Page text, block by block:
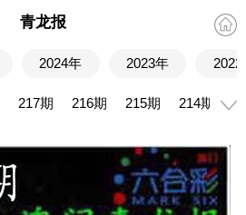
青龙报
2024年 2023年 2022
217期 216期 215期 214期